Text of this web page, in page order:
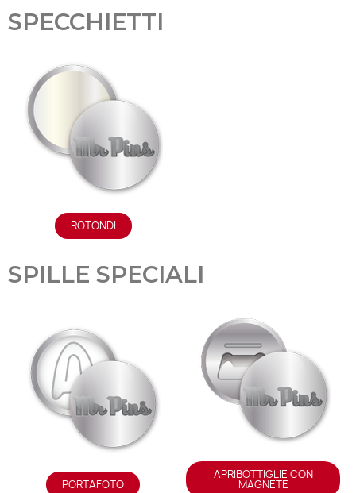
SPECCHIETTI
ROTONDI
SPILLE SPECIALI
PORTAFOTO
APRIBOTTIGLIE CON
MAGNETE